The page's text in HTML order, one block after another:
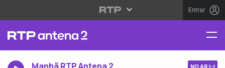
Entrar
NO AR